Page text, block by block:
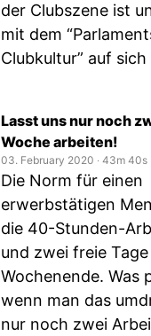
der Clubszene ist
mit dem
Clubkultur” auf sich
Lasst uns nur noch
Woche arbeiten!
03. February 2020 ‧ 43m 40s
Die Norm für einen
erwerbstätigen
die 40-Stunden-
und zwei freie Tage
Wochenende. Was
wenn man das
nur noch zwei